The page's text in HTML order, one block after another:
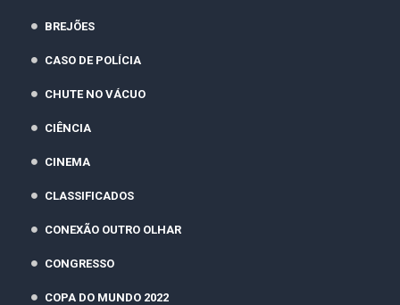
BREJÕES
CASO DE POLÍCIA
CHUTE NO VÁCUO
CIÊNCIA
CINEMA
CLASSIFICADOS
CONEXÃO OUTRO OLHAR
CONGRESSO
COPA DO MUNDO 2022